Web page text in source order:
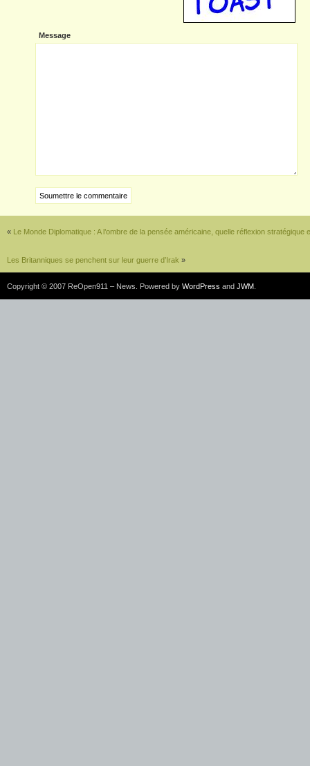
Message
« Le Monde Diplomatique : A l’ombre de la pensée américaine, quelle réflexion stratégique
Les Britanniques se penchent sur leur guerre d’Irak »
Copyright © 2007 ReOpen911 – News. Powered by WordPress and JWM